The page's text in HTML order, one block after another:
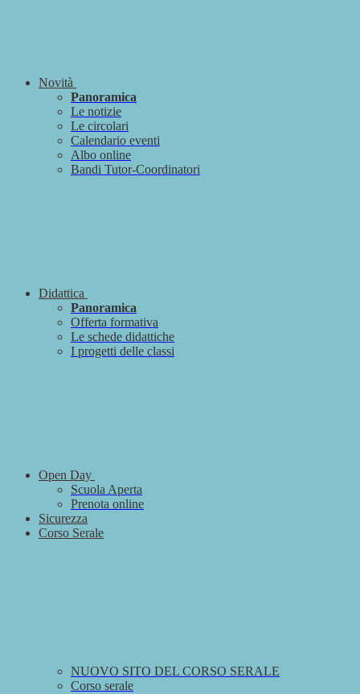
Novità
Panoramica
Le notizie
Le circolari
Calendario eventi
Albo online
Bandi Tutor-Coordinatori
Didattica
Panoramica
Offerta formativa
Le schede didattiche
I progetti delle classi
Open Day
Scuola Aperta
Prenota online
Sicurezza
Corso Serale
NUOVO SITO DEL CORSO SERALE
Corso serale